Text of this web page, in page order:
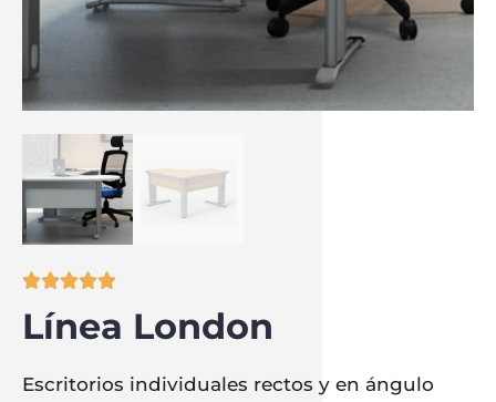

Línea London
Escritorios individuales rectos y en ángulo